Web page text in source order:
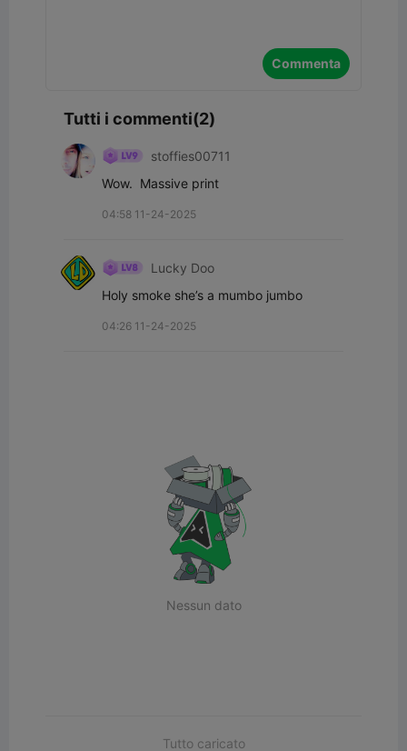
Commenta
Tutti i commenti(2)
stoffies00711
Wow.  Massive print
04:58 11-24-2025
Lucky Doo
Holy smoke she’s a mumbo jumbo
04:26 11-24-2025
Nessun dato
Tutto caricato